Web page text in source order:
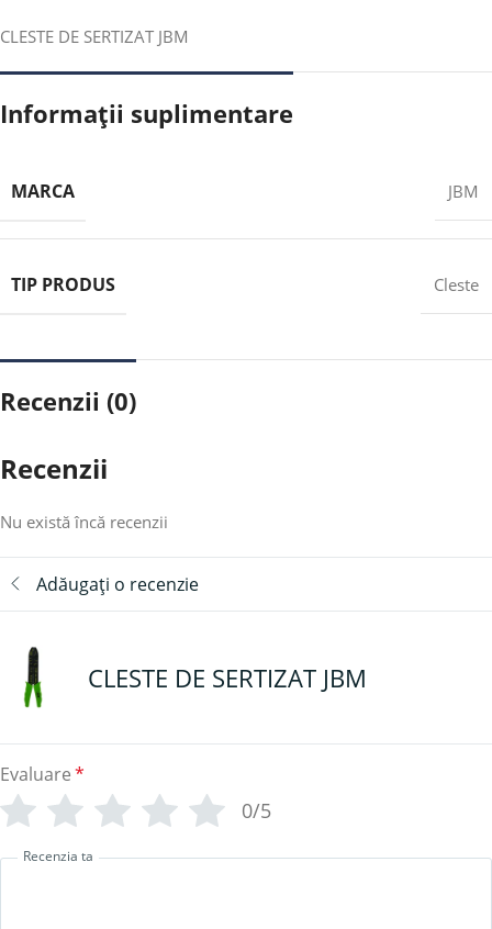
CLESTE DE SERTIZAT JBM
Informații suplimentare
MARCA JBM
TIP PRODUS Cleste
Recenzii (0)
Recenzii
Nu există încă recenzii
Adăugați o recenzie
CLESTE DE SERTIZAT JBM
Evaluare*
0/5
Recenzia ta